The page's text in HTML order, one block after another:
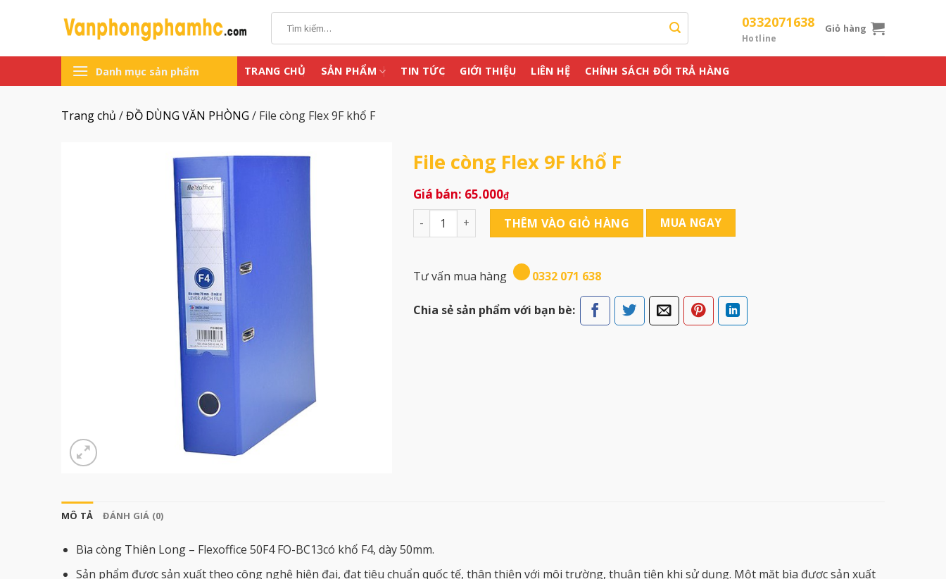
dung
kiếm:
0332071638
Hotline
Giỏ hàng
Danh mục sản phẩm TRANG CHỦ SẢN PHẨM TIN TỨC GIỚI THIỆU LIÊN HỆ CHÍNH SÁCH ĐỔI TRẢ HÀNG
Trang chủ /ĐỒ DÙNG VĂN PHÒNG / File còng Flex 9F khổ F
File còng Flex 9F khổ F
65.000₫
File còng Flex 9F khổ F số lượng
THÊM VÀO GIỎ HÀNG MUA NGAY
Tư vấn mua hàng 0332 071 638
Chia sẻ sản phẩm với bạn bè:
MÔ TẢ ĐÁNH GIÁ (0)
Bìa còng Thiên Long – Flexoffice 50F4 FO-BC13có khổ F4, dày 50mm.
Sản phẩm được sản xuất theo công nghệ hiện đại, đạt tiêu chuẩn quốc tế, thân thiện với môi trường, thuận tiện khi sử dụng. Một mặt bìa được sản xuất